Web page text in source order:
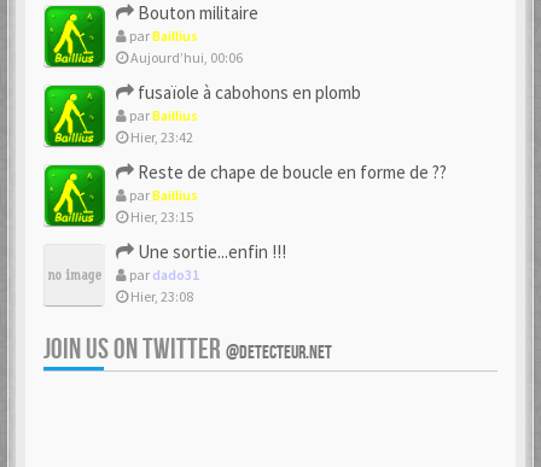
Bouton militaire
parBaillius
Aujourd’hui, 00:06
fusaïole à cabohons en plomb
parBaillius
Hier, 23:42
Reste de chape de boucle en forme de ??
parBaillius
Hier, 23:15
Une sortie...enfin !!!
par dado31
Hier, 23:08
JOIN US ON TWITTER @DETECTEUR.NET